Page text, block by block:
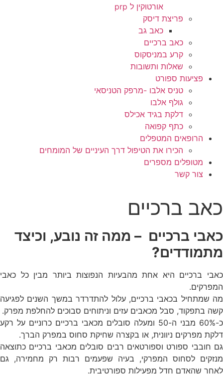
אורטוקין ל prp
פריצת דיסק
כאב גב
כאב ברכיים
קרע במניסקוס
שאלות ותשובות
פציעות ספורט
טניס אלבו -מרפק הטניסאי
גולף אלבו
דלקת בגיד אכילס
כתף קפואה
הרופאים המטפלים
הכירו את הטיפול דרך העיניים של המומחים
מטופלים מספרים
צור קשר
כאב ברכיים
כאבי ברכיים – ממה זה נובע, וכיצד
מתמודדים?
כאבי ברכיים היא אחת מהבעיות הנפוצות ביותר מבין כל כאבי
המפרקים.
מה שמתחיל בכאבי ברכיים, עלול להתדרדר במשך השנים לפגיעה
קשה בתפקוד, סבל מכאבים עזים וניתוחים סבוכים להחלפת מפרק.
כ-60% מבני ה-50 ומעלה סובלים מכאבי ברכיים כרוניים על רקע
דלקת מפרקים ניוונית, או בקצרה שחיקת סחוס במפרק הברך.
גם חובבי ספורט וספורטאים רבים סובלים מכאבי ברכיים כתוצאה
מנזקים לסחוס המפרקי, בעיה שפעמים רבות רק מחמירה, גם
לאחר שהאדם חדל מפעילות ספורטיבית.